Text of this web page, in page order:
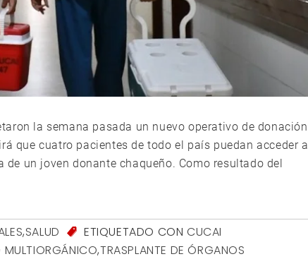
la semana pasada un nuevo operativo de donación
que cuatro pacientes de todo el país puedan acceder a
un joven donante chaqueño. Como resultado del
,SALUD ETIQUETADO CONCUCAI
MULTIORGÁNICO,TRASPLANTE DE ÓRGANOS